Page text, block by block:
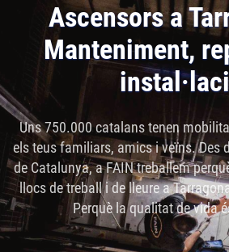
Ascensors a
Manteniment,
Uns 750.000 catalans tenen
els teus familiars, amics i veïns. Des
de Catalunya, a FAIN treballem
llocs de treball i de lleure a
Perquè la qualitat de vida